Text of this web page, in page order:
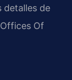
detalles de
Of